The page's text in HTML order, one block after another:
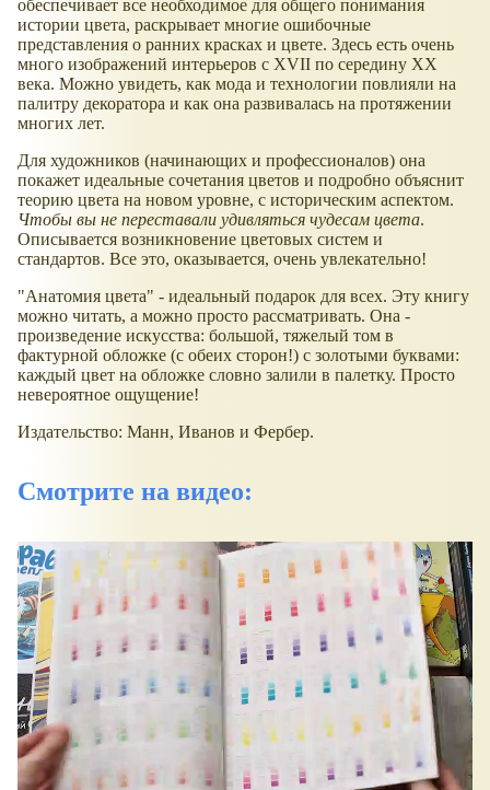
обеспечивает все необходимое для общего понимания
истории цвета, раскрывает многие ошибочные
представления о ранних красках и цвете. Здесь есть очень
много изображений интерьеров с XVII по середину XX
века. Можно увидеть, как мода и технологии повлияли на
палитру декоратора и как она развивалась на протяжении
многих лет.
Для художников (начинающих и профессионалов) она
покажет идеальные сочетания цветов и подробно объяснит
теорию цвета на новом уровне, с историческим аспектом.
Чтобы вы не переставали удивляться чудесам цвета.
Описывается возникновение цветовых систем и
стандартов. Все это, оказывается, очень увлекательно!
"Анатомия цвета" - идеальный подарок для всех. Эту книгу
можно читать, а можно просто рассматривать. Она -
произведение искусства: большой, тяжелый том в
фактурной обложке (с обеих сторон!) с золотыми буквами:
каждый цвет на обложке словно залили в палетку. Просто
невероятное ощущение!
Издательство: Манн, Иванов и Фербер.
Смотрите на видео: